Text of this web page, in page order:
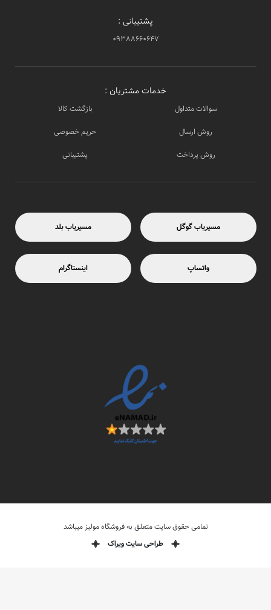
پشتیبانی :
۰۹۳۸۸۶۶۰۶۴۷
خدمات مشتریان :
سوالات متداول
بازگشت کالا
روش ارسال
حریم خصوصی
روش پرداخت
پشتیبانی
مسیریاب گوگل مسیریاب بلد
واتساپ اینستاگرام
تمامی حقوق سایت متعلق به فروشگاه مولیز میباشد
طراحی سایت ویراک